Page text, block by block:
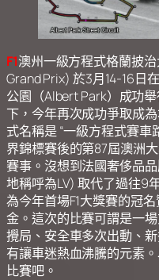
F1澳州一級方程式格蘭披
Grand Prix) 於3月14-16日
公園（Albert Park）成功
下，今年再次成功爭取成
式名稱是 “一級方程式賽
界錦標賽後的第87屆澳洲
賽事。沒想到法國奢侈品
地稱呼為LV) 取代了過往9
為今年首場F1大獎賽的冠
金。這次的比賽可謂是一
攪局、安全車多次出動、
有讓車迷熱血沸騰的元素
比賽吧。